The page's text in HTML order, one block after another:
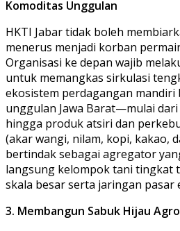
Komoditas Unggulan
​HKTI Jabar tidak boleh
menerus menjadi korban
Organisasi ke depan wajib
untuk memangkas sirkulasi
ekosistem perdagangan mandiri
unggulan Jawa Barat—mulai
hingga produk atsiri dan
(akar wangi, nilam, kopi, kakao,
bertindak sebagai agregator
langsung kelompok tani tingkat
skala besar serta jaringan pasar
3. Membangun Sabuk Hijau